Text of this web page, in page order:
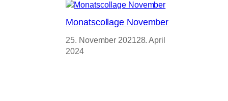
Monatscollage November
25. November 202128. April
2024